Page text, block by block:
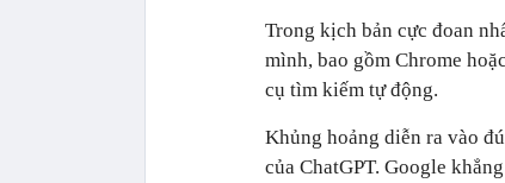
Trong kịch bản cực đoan
mình, bao gồm Chrome
cụ tìm kiếm tự động.
Khủng hoảng diễn ra vào
của ChatGPT. Google